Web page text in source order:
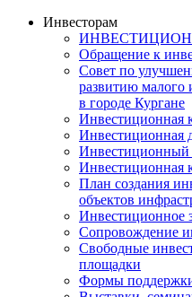
Инвесторам
Обращение к
Совет по
развитию малого
в городе Кургане
Инвестиционная
Инвестиционная
Инвестиционный
Инвестиционная
План создания
объектов
Инвестиционное
Сопровождение
Свободные
площадки
Формы